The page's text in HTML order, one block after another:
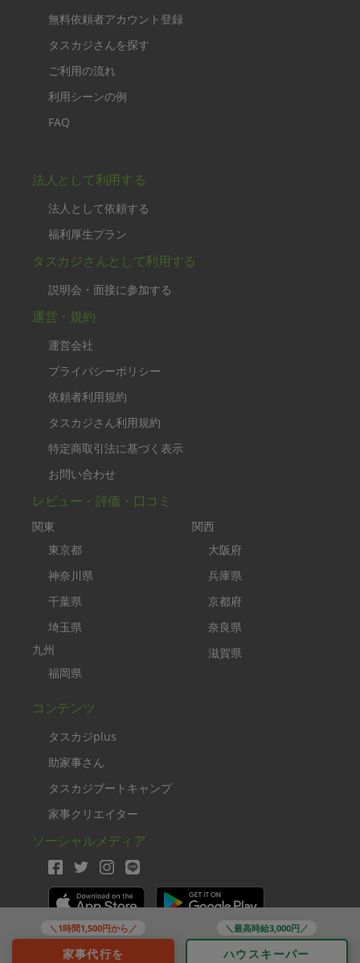
＼1時間1,500円から／
家事代行を
＼最高時給3,000円／
ハウスキーパー
無料依頼者アカウント登録
タスカジさんを探す
ご利用の流れ
利用シーンの例
FAQ
法人として利用する
法人として依頼する
福利厚生プラン
タスカジさんとして利用する
説明会・面接に参加する
運営・規約
運営会社
プライバシーポリシー
依頼者利用規約
タスカジさん利用規約
特定商取引法に基づく表示
お問い合わせ
レビュー・評価・口コミ
関東
東京都
神奈川県
千葉県
埼玉県
九州
福岡県
関西
大阪府
兵庫県
京都府
奈良県
滋賀県
コンテンツ
タスカジplus
助家事さん
タスカジブートキャンプ
家事クリエイター
ソーシャルメディア